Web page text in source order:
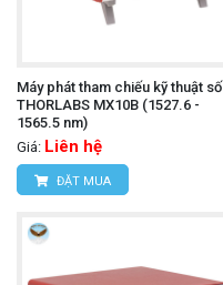
Máy phát tham chiếu kỹ thuật số
THORLABS MX10B (1527.6 -
1565.5 nm)
Giá: Liên hệ
ĐẶT MUA